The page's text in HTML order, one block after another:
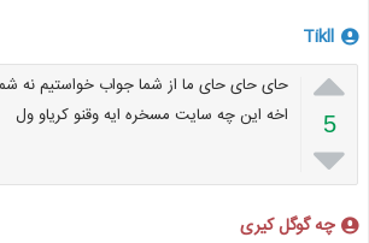
Tikll

5

حای حای حای ما از شما جواب خواستیم نه
اخه این چه سایت مسخره ایه وقنو کریاو ول
چه گوگل کیری